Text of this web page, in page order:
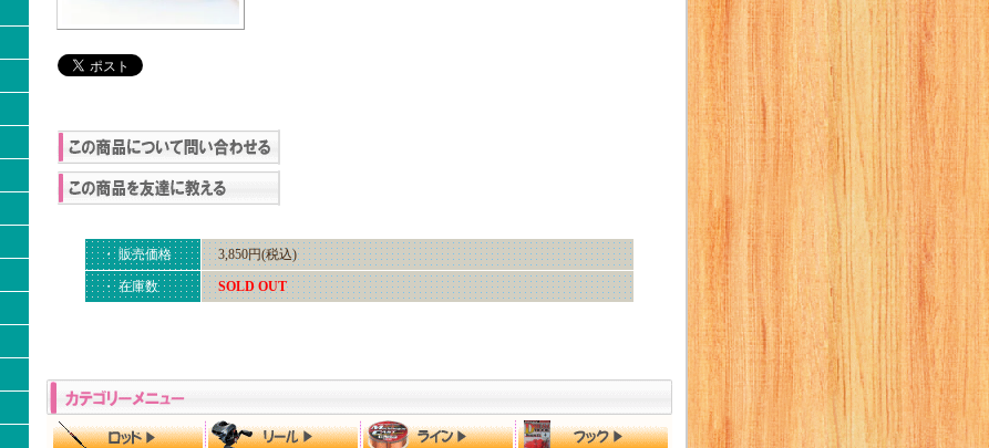
・ 販売価格 3,850円(税込)
・ 在庫数 SOLD OUT